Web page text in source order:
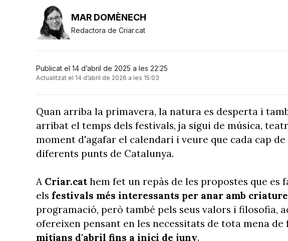
MAR DOMÈNECH
Redactora de Criar.cat
Publicat el 14 d’abril de 2025 a les 22:25
Actualitzat el 14 d’abril de 2026 a les 15:03
Quan arriba la primavera, la natura es desperta i
arribat el temps dels festivals, ja sigui de música,
moment d'agafar el calendari i veure que cada cap
diferents punts de Catalunya.
A Criar.cathem fet un repàs de les propostes que
els festivals més interessants per anar amb
programació, però també pels seus valors i filosofia,
ofereixen pensant en les necessitats de tota mena de
mitjans d'abril fins a inici de juny.